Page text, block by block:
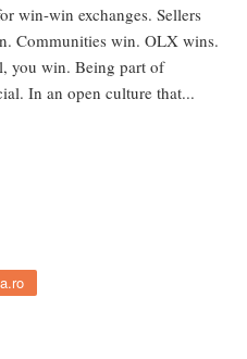
win-win exchanges. Sellers
Communities win. OLX wins.
you win. Being part of
In an open culture that...